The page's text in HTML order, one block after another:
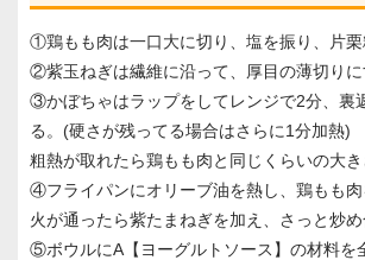
①鶏もも肉は一口大に切り、塩を振り、片栗
②紫玉ねぎは繊維に沿って、厚目の薄切りに
③かぼちゃはラップをしてレンジで2分、裏
る。(硬さが残ってる場合はさらに1分加熱)
粗熱が取れたら鶏もも肉と同じくらいの大き
④フライパンにオリーブ油を熱し、鶏もも肉
火が通ったら紫たまねぎを加え、さっと炒め
⑤ボウルにA【ヨーグルトソース】の材料を